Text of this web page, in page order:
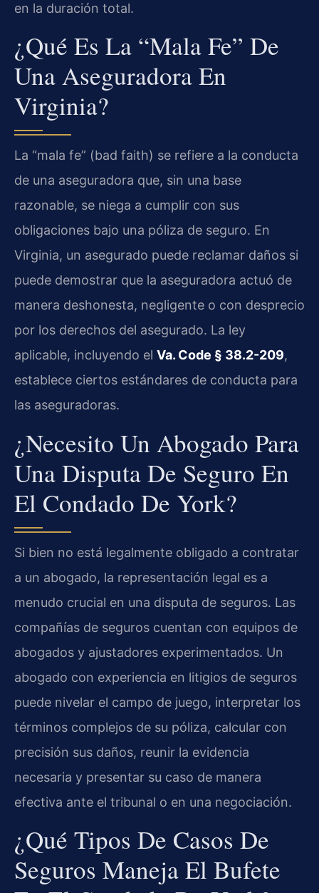
en la duración total.
¿Qué Es La “mala Fe” De
Una Aseguradora En
Virginia?
La “mala fe” (bad faith) se refiere a la conducta
de una aseguradora que, sin una base
razonable, se niega a cumplir con sus
obligaciones bajo una póliza de seguro. En
Virginia, un asegurado puede reclamar daños si
puede demostrar que la aseguradora actuó de
manera deshonesta, negligente o con desprecio
por los derechos del asegurado. La ley
aplicable, incluyendo el Va. Code § 38.2-209,
establece ciertos estándares de conducta para
las aseguradoras.
¿Necesito Un Abogado Para
Una Disputa De Seguro En
El Condado De York?
Si bien no está legalmente obligado a contratar
a un abogado, la representación legal es a
menudo crucial en una disputa de seguros. Las
compañías de seguros cuentan con equipos de
abogados y ajustadores experimentados. Un
abogado con experiencia en litigios de seguros
puede nivelar el campo de juego, interpretar los
términos complejos de su póliza, calcular con
precisión sus daños, reunir la evidencia
necesaria y presentar su caso de manera
efectiva ante el tribunal o en una negociación.
¿Qué Tipos De Casos De
Seguros Maneja El Bufete